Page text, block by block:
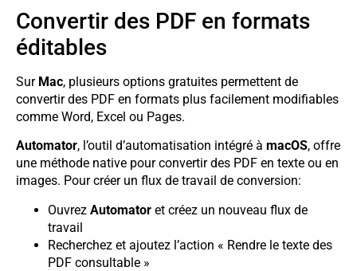
Convertir des PDF en formats
éditables
Sur Mac, plusieurs options gratuites permettent de
convertir des PDF en formats plus facilement modifiables
comme Word, Excel ou Pages.
Automator, l’outil d’automatisation intégré à macOS, offre
une méthode native pour convertir des PDF en texte ou en
images. Pour créer un flux de travail de conversion:
Ouvrez Automator et créez un nouveau flux de
travail
Recherchez et ajoutez l’action « Rendre le texte des
PDF consultable »